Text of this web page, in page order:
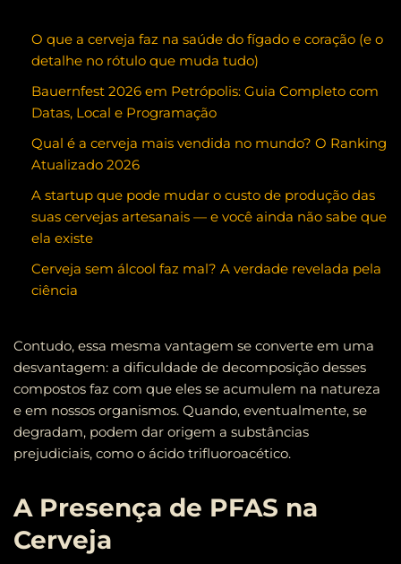
O que a cerveja faz na saúde do fígado e coração (e o
detalhe no rótulo que muda tudo)
Bauernfest 2026 em Petrópolis: Guia Completo com
Datas, Local e Programação
Qual é a cerveja mais vendida no mundo? O Ranking
Atualizado 2026
A startup que pode mudar o custo de produção das
suas cervejas artesanais — e você ainda não sabe que
ela existe
Cerveja sem álcool faz mal? A verdade revelada pela
ciência
Contudo, essa mesma vantagem se converte em uma
desvantagem: a dificuldade de decomposição desses
compostos faz com que eles se acumulem na natureza
e em nossos organismos. Quando, eventualmente, se
degradam, podem dar origem a substâncias
prejudiciais, como o ácido trifluoroacético.
A Presença de PFAS na
Cerveja